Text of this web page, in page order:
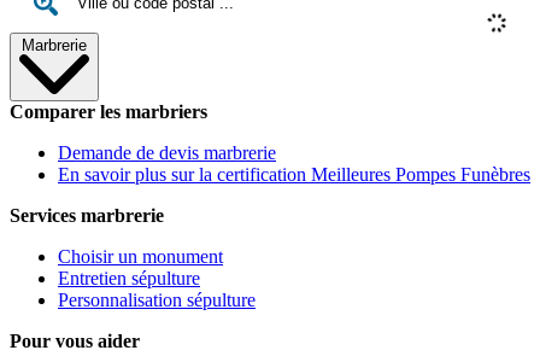
Marbrerie
Comparer les marbriers
Demande de devis marbrerie
En savoir plus sur la certification Meilleures Pompes Funèbres
Services marbrerie
Choisir un monument
Entretien sépulture
Personnalisation sépulture
Pour vous aider